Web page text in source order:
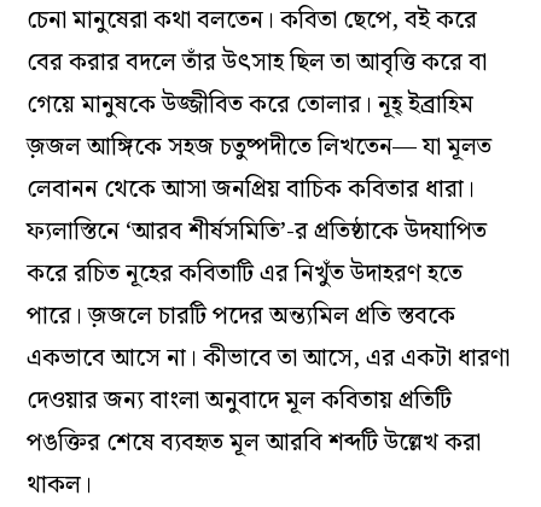
চেনা মানুষেরা কথা বলতেন। কবিতা ছেপে, বই করে
বের করার বদলে তাঁর উৎসাহ ছিল তা আবৃত্তি করে বা
গেয়ে মানুষকে উজ্জীবিত করে তোলার। নূহ্‌ ইব্রাহিম
জ়জল আঙ্গিকে সহজ চতুষ্পদীতে লিখতেন— যা মূলত
লেবানন থেকে আসা জনপ্রিয় বাচিক কবিতার ধারা।
ফ্যলাস্তিনে ‘আরব শীর্ষসমিতি’-র প্রতিষ্ঠাকে উদযাপিত
করে রচিত নূহের কবিতাটি এর নিখুঁত উদাহরণ হতে
পারে। জ়জলে চারটি পদের অন্ত্যমিল প্রতি স্তবকে
একভাবে আসে না। কীভাবে তা আসে, এর একটা ধারণা
দেওয়ার জন্য বাংলা অনুবাদে মূল কবিতায় প্রতিটি
পঙক্তির শেষে ব্যবহৃত মূল আরবি শব্দটি উল্লেখ করা
থাকল।